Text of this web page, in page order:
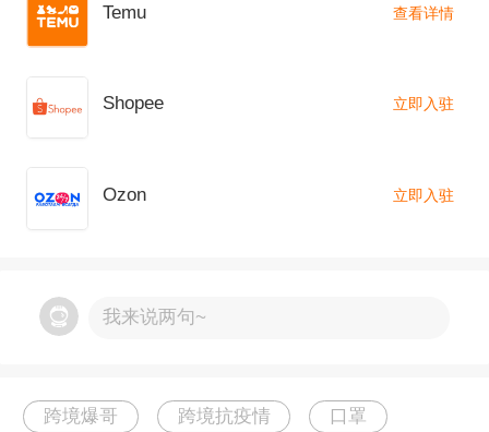
端短缺仍在持续，这是大流行病肆虐而看不到尽
大流行中，这种短缺很可能更加严重。
吗？其实，口罩在3M资产负债表上几乎不是一个
美元的不到1％。很多人只认为3M就是一家生产
口罩的企业，然而其产品其实已经覆盖从家庭用
子、通信等各个领域。有数据显示，全球50%的
Temu 查看详情
Shopee 立即入驻
Ozon 立即入驻
我来说两句~
跨境爆哥 跨境抗疫情 口罩